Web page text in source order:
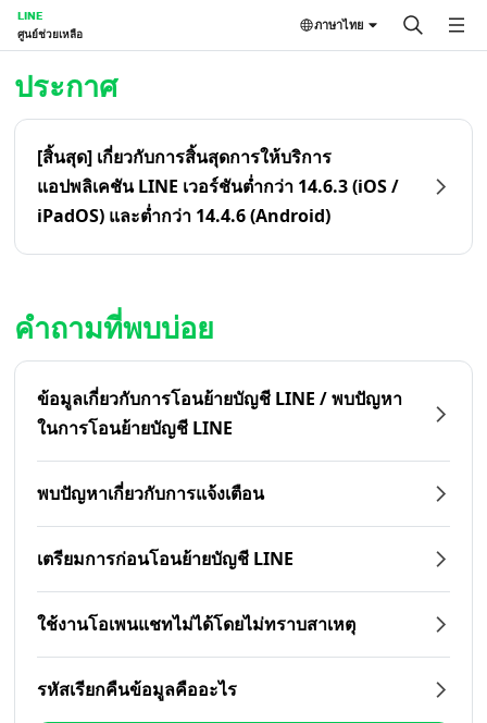
LINE
ศูนย์ช่วยเหลือ
ภาษาไทย
ประกาศ
[สิ้นสุด] เกี่ยวกับการสิ้นสุดการให้บริการ
แอปพลิเคชัน LINE เวอร์ชันต่ำกว่า 14.6.3 (iOS /
iPadOS) และต่ำกว่า 14.4.6 (Android)
คำถามที่พบบ่อย
ข้อมูลเกี่ยวกับการโอนย้ายบัญชี LINE / พบปัญหา
ในการโอนย้ายบัญชี LINE
พบปัญหาเกี่ยวกับการแจ้งเตือน
เตรียมการก่อนโอนย้ายบัญชี LINE
ใช้งานโอเพนแชทไม่ได้โดยไม่ทราบสาเหตุ
รหัสเรียกคืนข้อมูลคืออะไร